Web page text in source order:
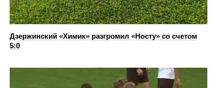
Дзержинский «Химик» разгромил «Носту» со счетом
5:0